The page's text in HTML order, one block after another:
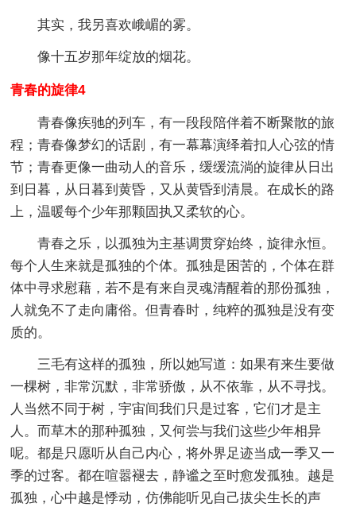
其实，我另喜欢峨嵋的雾。
像十五岁那年绽放的烟花。
青春的旋律4
青春像疾驰的列车，有一段段陪伴着不断聚散的旅
程；青春像梦幻的话剧，有一幕幕演绎着扣人心弦的情
节；青春更像一曲动人的音乐，缓缓流淌的旋律从日出
到日暮，从日暮到黄昏，又从黄昏到清晨。在成长的路
上，温暖每个少年那颗固执又柔软的心。
青春之乐，以孤独为主基调贯穿始终，旋律永恒。
每个人生来就是孤独的个体。孤独是困苦的，个体在群
体中寻求慰藉，若不是有来自灵魂清醒着的那份孤独，
人就免不了走向庸俗。但青春时，纯粹的孤独是没有变
质的。
三毛有这样的孤独，所以她写道：如果有来生要做
一棵树，非常沉默，非常骄傲，从不依靠，从不寻找。
人当然不同于树，宇宙间我们只是过客，它们才是主
人。而草木的那种孤独，又何尝与我们这些少年相异
呢。都是只愿听从自己内心，将外界足迹当成一季又一
季的过客。都在喧嚣褪去，静谧之至时愈发孤独。越是
孤独，心中越是悸动，仿佛能听见自己拔尖生长的声